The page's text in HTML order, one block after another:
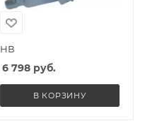
НВ
6 798руб.
В КОРЗИНУ